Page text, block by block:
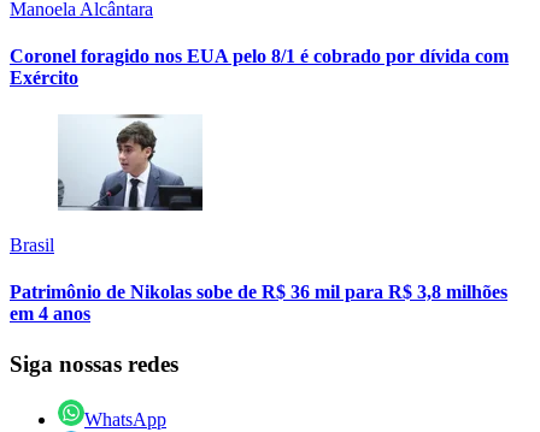
Manoela Alcântara
Coronel foragido nos EUA pelo 8/1 é cobrado por dívida com
Exército
Brasil
Patrimônio de Nikolas sobe de R$ 36 mil para R$ 3,8 milhões
em 4 anos
Siga nossas redes
WhatsApp